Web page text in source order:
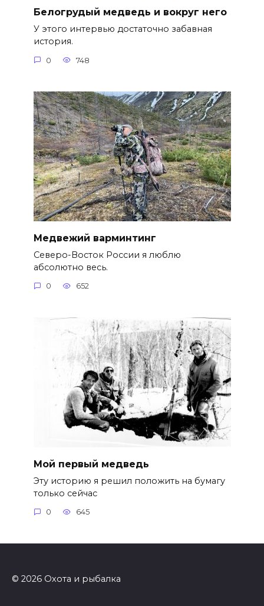
Белогрудый медведь и вокруг него
У этого интервью достаточно забавная
история.
0 748
Медвежий варминтинг
Северо-Восток России я люблю
абсолютно весь.
0 652
Мой первый медведь
Эту историю я решил положить на бумагу
только сейчас
0 645
© 2026 Охота и рыбалка